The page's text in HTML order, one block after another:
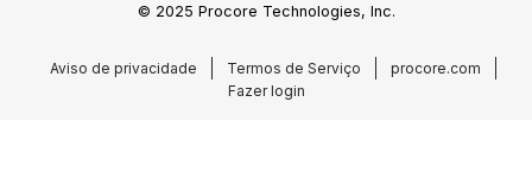
© 2025 Procore Technologies, Inc.
Aviso de privacidade Termos de Serviço
procore.com
Fazer login